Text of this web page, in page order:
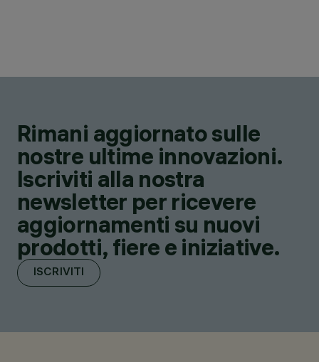
Rimani aggiornato sulle
nostre ultime innovazioni.
Iscriviti alla nostra
newsletter per ricevere
aggiornamenti su nuovi
prodotti, fiere e iniziative.
ISCRIVITI